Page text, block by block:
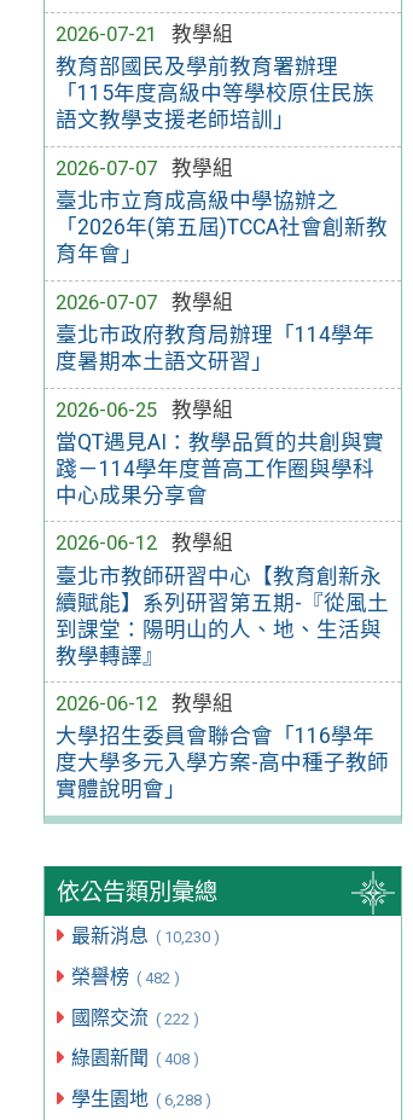
2026-07-21
教學組
教育部國民及學前教育署辦理
「115年度高級中等學校原住民族
語文教學支援老師培訓」
2026-07-07
教學組
臺北市立育成高級中學協辦之
「2026年(第五屆)TCCA社會創新教
育年會」
2026-07-07
教學組
臺北市政府教育局辦理「114學年
度暑期本土語文研習」
2026-06-25
教學組
當QT遇見AI：教學品質的共創與實
踐－114學年度普高工作圈與學科
中心成果分享會
2026-06-12
教學組
臺北市教師研習中心【教育創新永
續賦能】系列研習第五期-『從風土
到課堂：陽明山的人、地、生活與
教學轉譯』
2026-06-12
教學組
大學招生委員會聯合會「116學年
度大學多元入學方案-高中種子教師
實體說明會」
依公告類別彙總
最新消息 ( 10,230 )
榮譽榜 ( 482 )
國際交流 ( 222 )
綠園新聞 ( 408 )
學生園地 ( 6,288 )